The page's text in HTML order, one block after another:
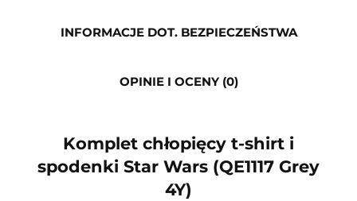
INFORMACJE DOT. BEZPIECZEŃSTWA
OPINIE I OCENY (0)
Komplet chłopięcy t-shirt i
spodenki Star Wars (QE1117 Grey
4Y)